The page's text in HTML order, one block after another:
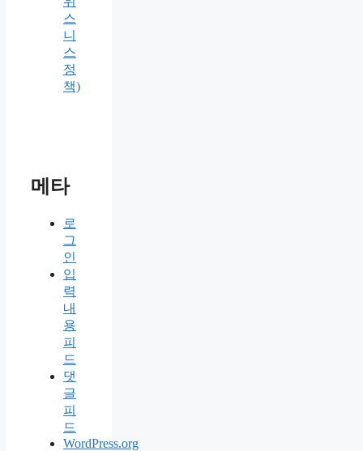
스
니
스
정
책)
메타
로
그
인
입
력
내
용
피
드
댓
글
피
드
WordPress.org